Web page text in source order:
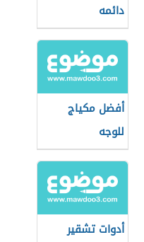
دائمه
أفضل مكياج
للوجه
أدوات تشقير